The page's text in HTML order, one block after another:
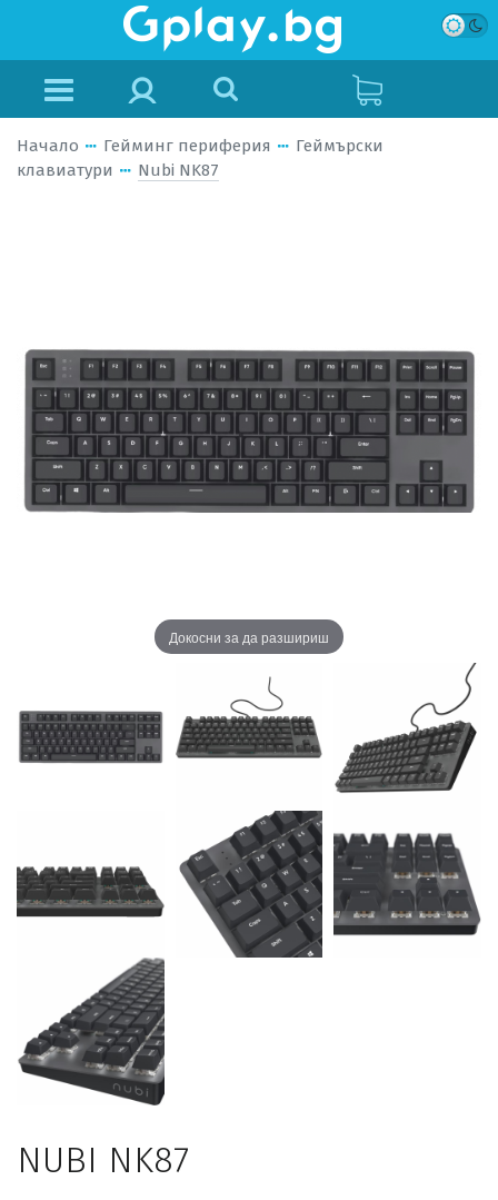
Начало Гейминг периферия
Геймърски
клавиатури
Nubi NK87
Докосни за да разшириш
NUBI NK87